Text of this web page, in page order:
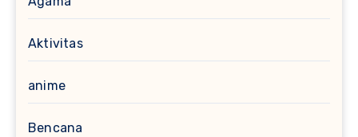
Aktivitas
anime
Bencana